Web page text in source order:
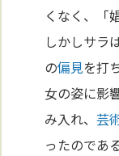
くなく、「
しかしサラ
の偏見を打
女の姿に影
み入れ、芸
ったのであ